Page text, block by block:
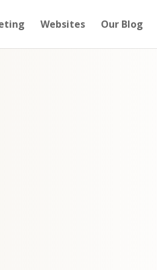
Websites Our Blog